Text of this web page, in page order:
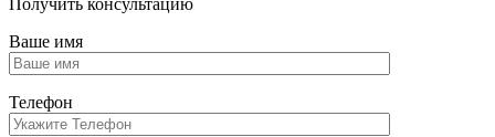
Ваше имя
Телефон